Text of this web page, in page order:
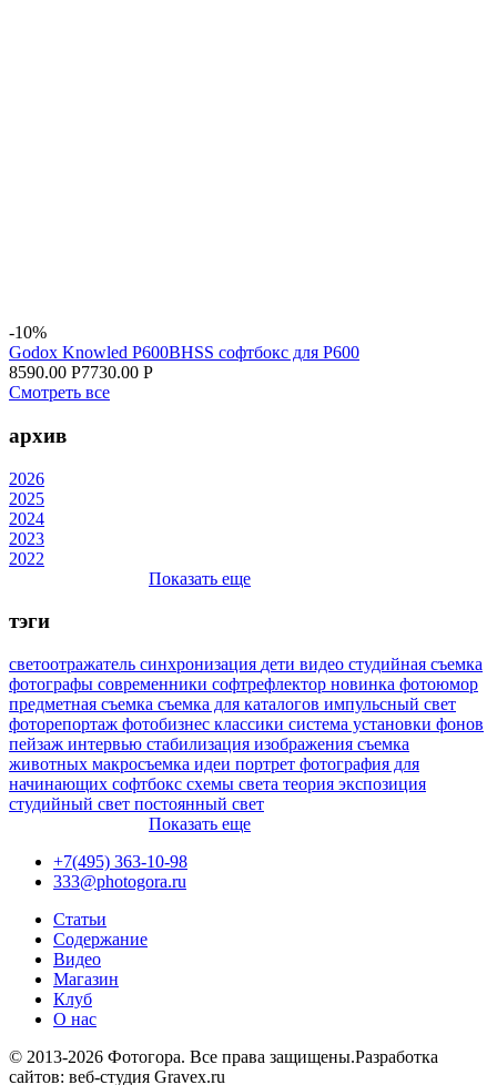
-10%
Godox Knowled P600BHSS софтбокс для P600
8590.00 Р7730.00 Р
Смотреть все
архив
2026
2025
2024
2023
2022
Показать еще
тэги
светоотражатель синхронизация дети видео студийная съемка
фотографы современники софтрефлектор новинка фотоюмор
предметная съемка съемка для каталогов импульсный свет
фоторепортаж фотобизнес классики система установки фонов
пейзаж интервью стабилизация изображения съемка
животных макросъемка идеи портрет фотография для
начинающих софтбокс схемы света теория экспозиция
студийный свет постоянный свет
Показать еще
+7(495) 363-10-98
333@photogora.ru
Статьи
Содержание
Видео
Магазин
Клуб
О нас
© 2013-2026 Фотогора. Все права защищены.Разработка
сайтов: веб-студия Gravex.ru